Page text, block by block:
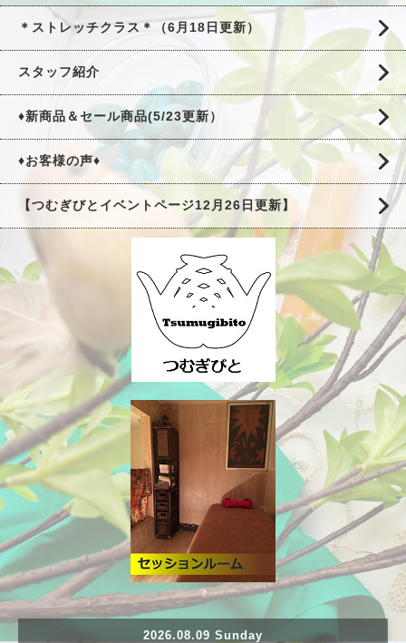
＊ストレッチクラス＊（6月18日更新）
スタッフ紹介
♦新商品＆セール商品(5/23更新）
♦お客様の声♦
【つむぎびとイベントページ12月26日更新】
2026.08.09 Sunday